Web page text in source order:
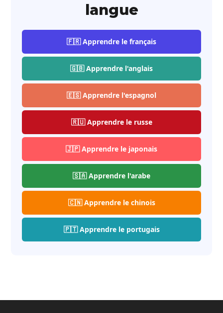
langue
🇫🇷 Apprendre le français
🇬🇧 Apprendre l'anglais
🇪🇸 Apprendre l'espagnol
🇷🇺 Apprendre le russe
🇯🇵 Apprendre le japonais
🇸🇦 Apprendre l'arabe
🇨🇳 Apprendre le chinois
🇵🇹 Apprendre le portugais